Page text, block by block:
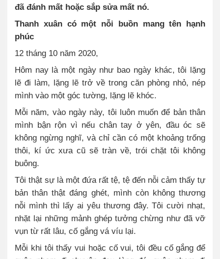
đã đánh mất hoặc sắp sửa mất nó.
Thanh xuân có một nỗi buồn mang tên hạnh
phúc
12 tháng 10 năm 2020,
Hôm nay là một ngày như bao ngày khác, tôi lặng
lẽ đi làm, lặng lẽ trở về trong căn phòng nhỏ, nép
mình vào một góc tường, lặng lẽ khóc.
Mỗi năm, vào ngày này, tôi luôn muốn để bản thân
mình bận rộn vì nếu chân tay ở yên, đầu óc sẽ
không ngừng nghĩ, và chỉ cần có một khoảng trống
thôi, kí ức xưa cũ sẽ tràn về, trói chặt tôi không
buông.
Tôi thật sự là một đứa rất tệ, tệ đến nỗi cảm thấy tự
bản thân thật đáng ghét, mình còn không thương
nỗi mình thì lấy ai yêu thương đây. Tôi cười nhạt,
nhặt lại những mảnh ghép tưởng chừng như đã vỡ
vụn từ rất lâu, cố gắng vá víu lại.
Mỗi khi tôi thấy vui hoặc cố vui, tôi đều cố gắng để